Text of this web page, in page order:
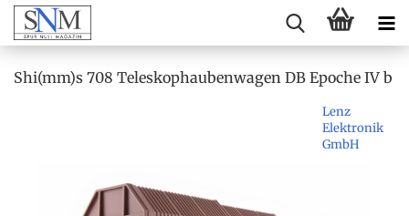
Shi(mm)s 708 Teleskophaubenwagen DB Epoche IV b
Lenz
Elektronik
GmbH